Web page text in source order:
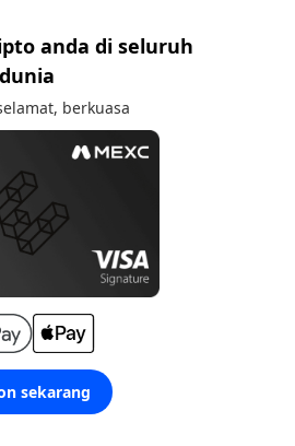
anda di seluruh
dunia
berkuasa
sekarang